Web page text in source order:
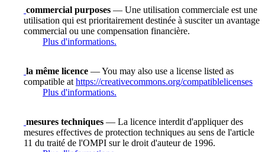
commercial purposes — Une utilisation commerciale est une
utilisation qui est prioritairement destinée à susciter un avantage
commercial ou une compensation financière.
Plus d'informations.
la même licence — You may also use a license listed as
compatible at https://creativecommons.org/compatiblelicenses
Plus d'informations.
mesures techniques — La licence interdit d'appliquer des
mesures effectives de protection techniques au sens de l'article
11 du traité de l'OMPI sur le droit d'auteur de 1996.